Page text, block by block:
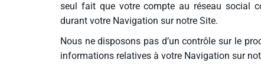
seul fait que votre compte au réseau social
durant votre Navigation sur notre Site.
Nous ne disposons pas d’un contrôle sur le
informations relatives à votre Navigation sur